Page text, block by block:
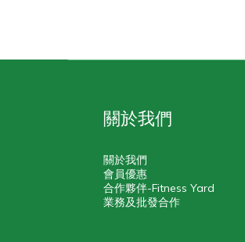
關於我們
關於我們
會員優惠
合作夥伴-Fitness Yard
業務及批發合作